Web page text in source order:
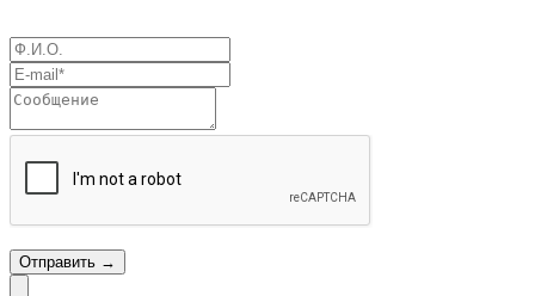
Отправить →